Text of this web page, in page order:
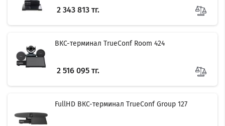
2 343 813 тг.
ВКС-терминал TrueConf Room 424
2 516 095 тг.
FullHD ВКС-терминал TrueConf Group 127